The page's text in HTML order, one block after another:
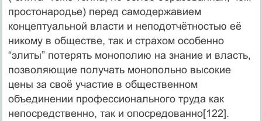
простонародье) перед самодержавием
концептуальной власти и неподотчётностью её
никому в обществе, так и страхом особенно
“элиты” потерять монополию на знание и власть,
позволяющие получать монопольно высокие
цены за своё участие в общественном
объединении профессионального труда как
непосредственно, так и опосредованно[122].